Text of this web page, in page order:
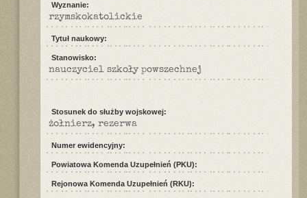
Wyznanie:
rzymskokatolickie
Tytuł naukowy:
Stanowisko:
nauczyciel szkoły powszechnej
Stosunek do służby wojskowej:
żołnierz, rezerwa
Numer ewidencyjny:
Powiatowa Komenda Uzupełnień (PKU):
Rejonowa Komenda Uzupełnień (RKU):